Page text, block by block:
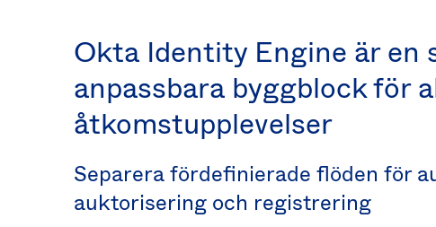
Okta Identity Engine är en
anpassbara byggblock för
åtkomstupplevelser
Separera fördefinierade flöden för
auktorisering och registrering